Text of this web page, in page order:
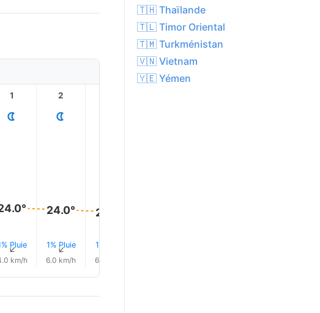
1
Pluie
↑
km/h
2
24.0°
1% Pluie
↑
6.0 km/h
24.0°
1% Pluie
6.0 km/h
🇹🇭 Thaïlande
🇹🇱 Timor Oriental
🇹🇲 Turkménistan
🇻🇳 Vietnam
🇾🇪 Yémen